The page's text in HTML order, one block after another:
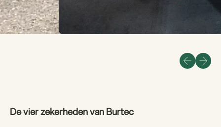
De vier zekerheden van Burtec